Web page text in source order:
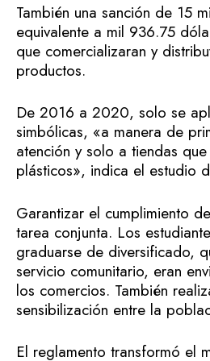
También una sanción de 15
equivalente a mil 936.75
que comercializaran y
productos.
De 2016 a 2020, solo se
simbólicas, «a manera de
atención y solo a tiendas
plásticos», indica el estudio
Garantizar el cumplimiento
tarea conjunta. Los
graduarse de diversificado,
servicio comunitario, eran
los comercios. También
sensibilización entre la
El reglamento transformó el